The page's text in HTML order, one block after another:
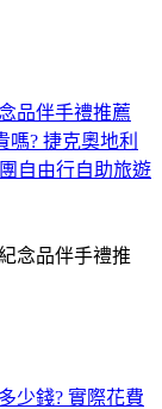
品伴手禮推薦
? 捷克奧地利
自由行自助旅遊
少錢? 實際花費